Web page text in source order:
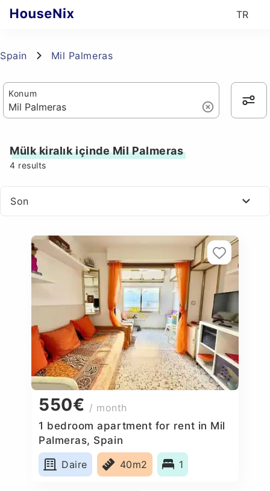
TR
Spain Mil Palmeras
Konum
Mülk kiralık içinde Mil Palmeras
4 results
Son
550€ / month
1 bedroom apartment for rent in Mil
Palmeras, Spain
Daire
40m2 1